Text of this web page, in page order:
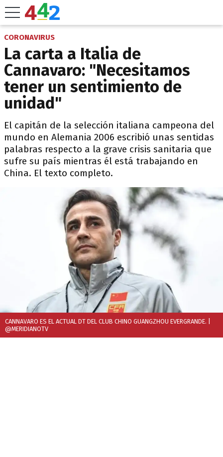
CORONAVIRUS
La carta a Italia de
Cannavaro: "Necesitamos
tener un sentimiento de
unidad"
El capitán de la selección italiana campeona del
mundo en Alemania 2006 escribió unas sentidas
palabras respecto a la grave crisis sanitaria que
sufre su país mientras él está trabajando en
China. El texto completo.
CANNAVARO ES EL ACTUAL DT DEL CLUB CHINO GUANGZHOU EVERGRANDE.
@MERIDIANOTV